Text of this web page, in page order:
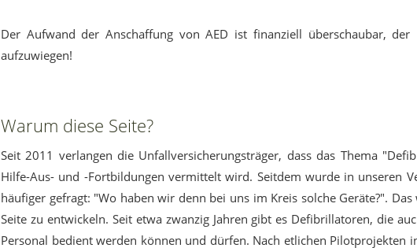
Der Aufwand der Anschaffung von AED ist finanziell überschaubar,
aufzuwiegen!
Warum diese Seite?
Seit 2011 verlangen die Unfallversicherungsträger, dass das Thema
Hilfe-Aus- und -Fortbildungen vermittelt wird. Seitdem wurde in unseren
häufiger gefragt: "Wo haben wir denn bei uns im Kreis solche Geräte?".
Seite zu entwickeln. Seit etwa zwanzig Jahren gibt es Defibrillatoren, die
Personal bedient werden können und dürfen. Nach etlichen Pilotprojekten